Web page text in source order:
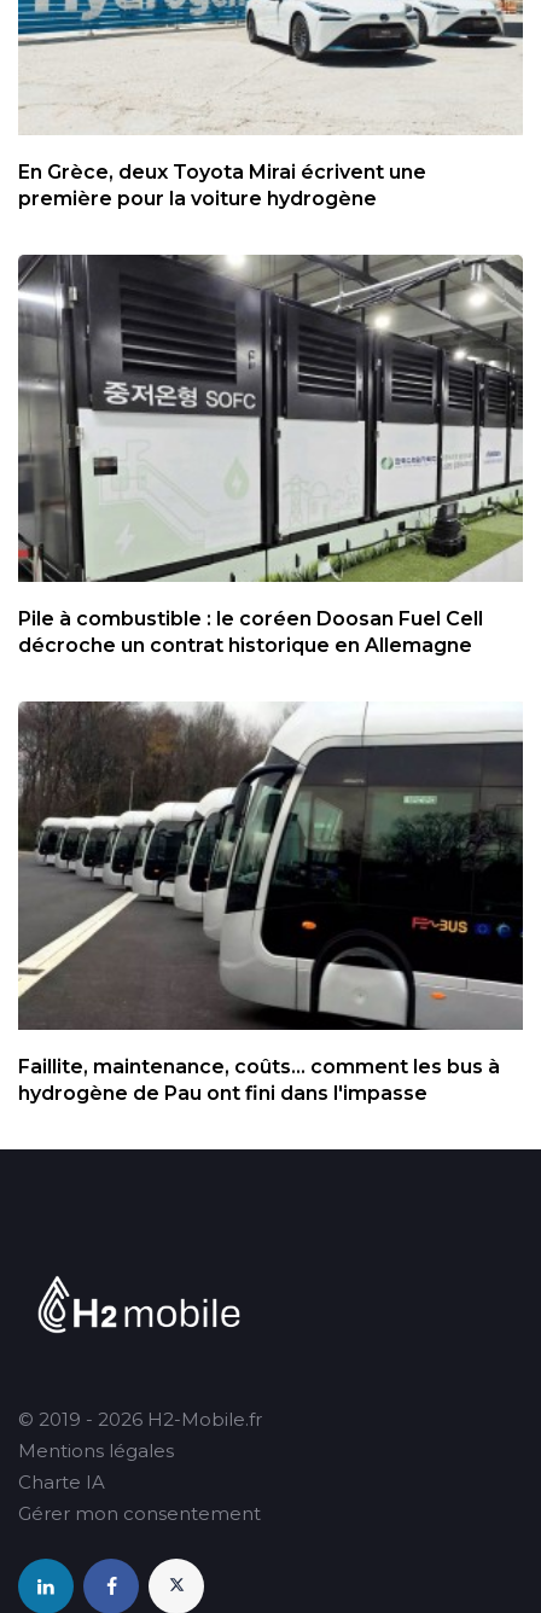
En Grèce, deux Toyota Mirai écrivent une
première pour la voiture hydrogène
Pile à combustible : le coréen Doosan Fuel Cell
décroche un contrat historique en Allemagne
Faillite, maintenance, coûts... comment les bus à
hydrogène de Pau ont fini dans l'impasse
© 2019 - 2026 H2-Mobile.fr
Mentions légales
Charte IA
Gérer mon consentement